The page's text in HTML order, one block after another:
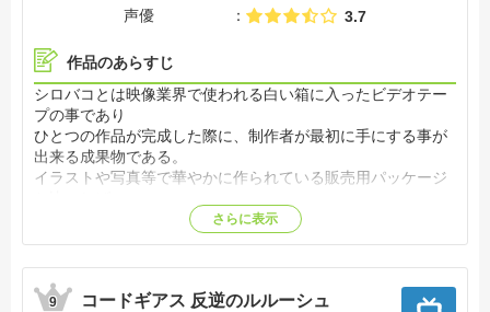
声優
3.7
作品のあらすじ
シロバコとは映像業界で使われる白い箱に入ったビデオテー
プの事であり
ひとつの作品が完成した際に、制作者が最初に手にする事が
出来る成果物である。
イラストや写真等で華やかに作られている販売用パッケージ
白い箱に入っただけのテープは地味かもしれない。
この物語は、5人の夢追う女の子を中心に、
シロバコの完成を目指し奮闘するアニメ業界にスポットを当
さらに表示
9 コードギアス 反逆のルルーシュ